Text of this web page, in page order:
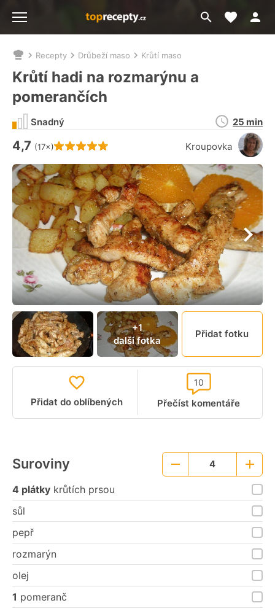
Přejít
na
Moje
Nacházíte
se
zde:
Recepty Drůbeží maso Krůtí maso
Krůtí hadi na rozmarýnu a
pomerančích
Hodnocení receptu je
4,7 (17×) Kroupovka
Snadný
Doba
přípravy
25 min
+1
další fotka
Přidat fotku
Přidat do oblíbených Přečíst komentáře
10
Suroviny 4
Větší
porce
4 plátky krůtích prsou
sůl
pepř
rozmarýn
olej
1 pomeranč